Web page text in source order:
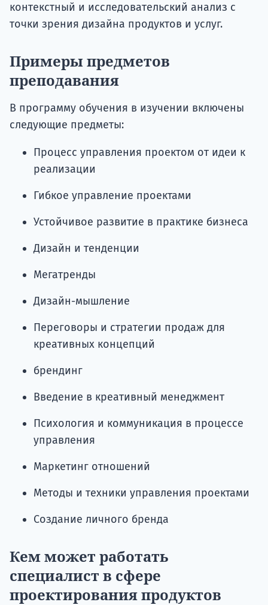
контекстный и исследовательский анализ с
точки зрения дизайна продуктов и услуг.
Примеры предметов
преподавания
В программу обучения в изучении включены
следующие предметы:
Процесс управления проектом от идеи к
реализации
Гибкое управление проектами
Устойчивое развитие в практике бизнеса
Дизайн и тенденции
Мегатренды
Дизайн-мышление
Переговоры и стратегии продаж для
креативных концепций
брендинг
Введение в креативный менеджмент
Психология и коммуникация в процессе
управления
Маркетинг отношений
Методы и техники управления проектами
Создание личного бренда
Кем может работать
специалист в сфере
проектирования продуктов